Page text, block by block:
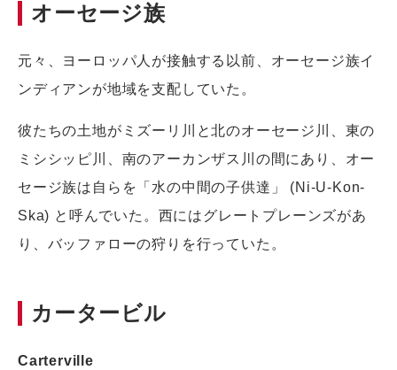
オーセージ族
元々、ヨーロッパ人が接触する以前、オーセージ族イ
ンディアンが地域を支配していた。
彼たちの土地がミズーリ川と北のオーセージ川、東の
ミシシッピ川、南のアーカンザス川の間にあり、オー
セージ族は自らを「水の中間の子供達」 (Ni-U-Kon-
Ska) と呼んでいた。西にはグレートプレーンズがあ
り、バッファローの狩りを行っていた。
カータービル
Carterville